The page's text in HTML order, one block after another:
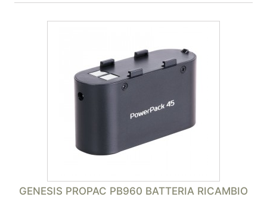
GENESIS PROPAC PB960 BATTERIA RICAMBIO